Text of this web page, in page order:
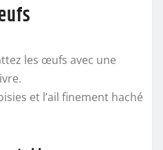
les œufs avec une
et l’ail finement haché